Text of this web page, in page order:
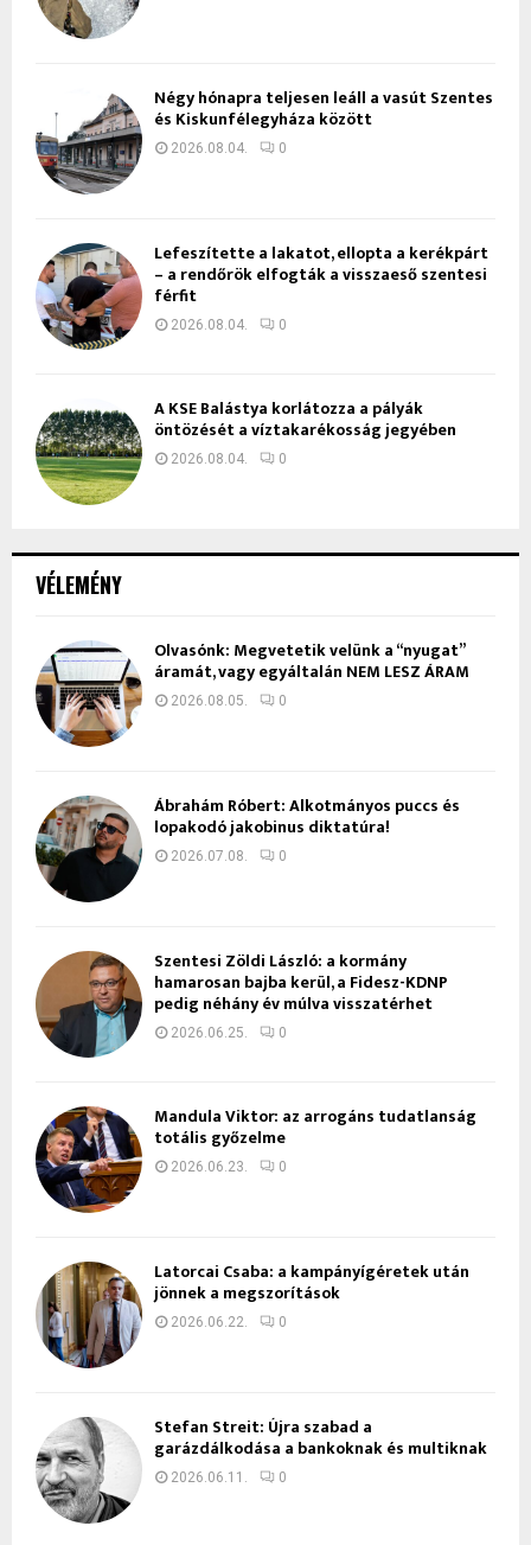
VÉLEMÉNY
Olvasónk: Megvetetik velünk a “nyugat”
áramát, vagy egyáltalán NEM LESZ ÁRAM
2026.08.05. 0
Ábrahám Róbert: Alkotmányos puccs és
lopakodó jakobinus diktatúra!
2026.07.08. 0
Szentesi Zöldi László: a kormány
hamarosan bajba kerül, a Fidesz-KDNP
pedig néhány év múlva visszatérhet
2026.06.25. 0
Mandula Viktor: az arrogáns tudatlanság
totális győzelme
2026.06.23. 0
Latorcai Csaba: a kampányígéretek után
jönnek a megszorítások
2026.06.22. 0
Stefan Streit: Újra szabad a
garázdálkodása a bankoknak és multiknak
2026.06.11. 0
Négy hónapra teljesen leáll a vasút Szentes
és Kiskunfélegyháza között
2026.08.04. 0
Lefeszítette a lakatot, ellopta a kerékpárt
– a rendőrök elfogták a visszaeső szentesi
férfit
2026.08.04. 0
A KSE Balástya korlátozza a pályák
öntözését a víztakarékosság jegyében
2026.08.04. 0